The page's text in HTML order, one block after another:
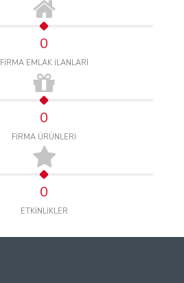
0
FİRMA EMLAK İLANLARI
0
FİRMA ÜRÜNLERİ
0
ETKİNLİKLER